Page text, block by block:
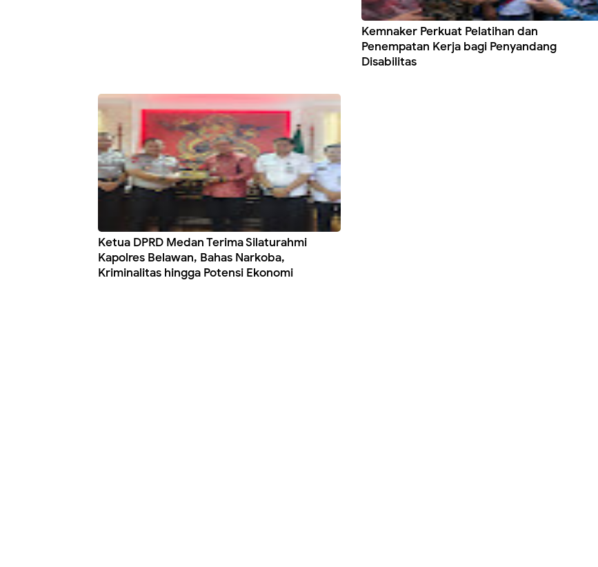
Kemnaker Perkuat Pelatihan dan
Penempatan Kerja bagi Penyandang
Disabilitas
Ketua DPRD Medan Terima Silaturahmi
Kapolres Belawan, Bahas Narkoba,
Kriminalitas hingga Potensi Ekonomi